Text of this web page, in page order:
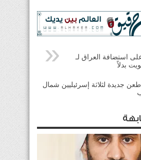
استضافة العراق لـ
جديدة لثلاثة إسرئيليين شمال